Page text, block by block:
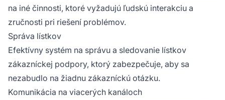
na iné činnosti, ktoré vyžadujú ľudskú interakciu a
zručnosti pri riešení problémov.
Správa lístkov
Efektívny systém na správu a sledovanie lístkov
zákazníckej podpory, ktorý zabezpečuje, aby sa
nezabudlo na žiadnu zákazníckú otázku.
Komunikácia na viacerých kanáloch